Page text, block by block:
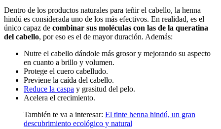
Dentro de los productos naturales para teñir el cabello, la henna
hindú es considerada uno de los más efectivos. En realidad, es el
único capaz de combinar sus moléculas con las de la queratina
del cabello, por eso es el de mayor duración. Además:
Nutre el cabello dándole más grosor y mejorando su aspecto
en cuanto a brillo y volumen.
Protege el cuero cabelludo.
Previene la caída del cabello.
Reduce la caspa y grasitud del pelo.
Acelera el crecimiento.
También te va a interesar: El tinte henna hindú, un gran
descubrimiento ecológico y natural